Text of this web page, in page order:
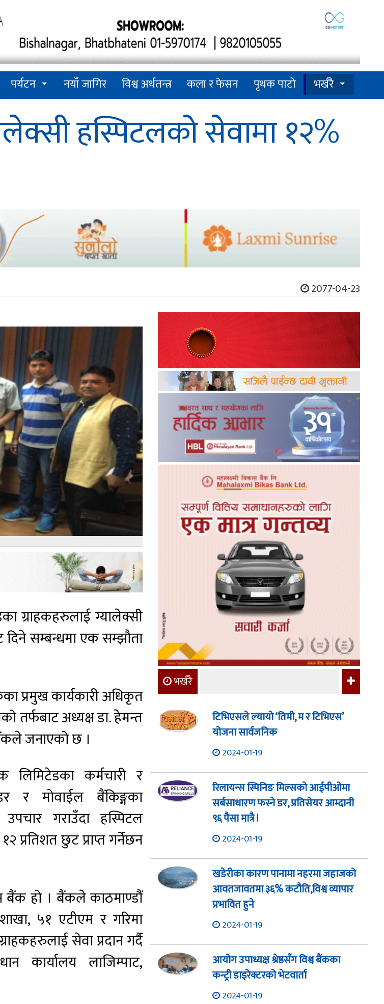
पर्यटन नयाँ जागिर विश्व अर्थतन्त्र कला र फेसन पृथक पाटो भर्खरै
हस्पिटलको सेवामा १२%
2077-04-23
ग्राहकहरुलाई ग्यालेक्सी
दिने सम्बन्धमा एक सम्झौता
प्रमुख कार्यकारी अधिकृत
तर्फबाट अध्यक्ष डा. हेमन्त
जनाएको छ ।
लिमिटेडका कर्मचारी र
र मोवाईल बैंकिङ्गका
उपचार गराउँदा हस्पिटल
प्रतिशत छुट प्राप्त गर्नेछन
बैंक हो । बैंकले काठमाण्डौं
५१ एटीएम र गरिमा
सेवा प्रदान गर्दै
लाजिम्पाट,
भर्खरै
टिभिएसले ल्यायो ‘तिमी, म र टिभिएस’
योजना सार्वजनिक
2024-01-19
रिलायन्स स्पिनिङ मिल्सको आईपीओमा
सर्बसाधारण फस्ने डर, प्रतिसेयर आम्दानी
९६ पैसा मात्रै !
2024-01-19
खडेरीका कारण पानामा नहरमा जहाजको
आवतजावतमा ३६% कटौति,विश्व व्यापार
प्रभावित हुने
2024-01-19
आयोग उपाध्यक्ष श्रेष्ठसँग विश्व बैंकका
कन्ट्री डाइरेक्टरको भेटवार्ता
2024-01-19